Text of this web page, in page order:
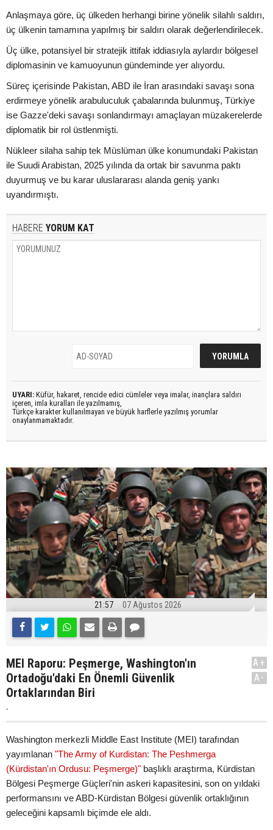
Anlaşmaya göre, üç ülkeden herhangi birine yönelik silahlı saldırı,
üç ülkenin tamamına yapılmış bir saldırı olarak değerlendirilecek.
Üç ülke, potansiyel bir stratejik ittifak iddiasıyla aylardır bölgesel
diplomasinin ve kamuoyunun gündeminde yer alıyordu.
Süreç içerisinde Pakistan, ABD ile İran arasındaki savaşı sona
erdirmeye yönelik arabuluculuk çabalarında bulunmuş, Türkiye
ise Gazze'deki savaşı sonlandırmayı amaçlayan müzakerelerde
diplomatik bir rol üstlenmişti.
Nükleer silaha sahip tek Müslüman ülke konumundaki Pakistan
ile Suudi Arabistan, 2025 yılında da ortak bir savunma paktı
duyurmuş ve bu karar uluslararası alanda geniş yankı
uyandırmıştı.
HABERE YORUM KAT
UYARI: Küfür, hakaret, rencide edici cümleler veya imalar, inançlara saldırı
içeren, imla kuralları ile yazılmamış,
Türkçe karakter kullanılmayan ve büyük harflerle yazılmış yorumlar
onaylanmamaktadır.
21:57 07 Ağustos 2026
MEI Raporu: Peşmerge, Washington'ın
Ortadoğu'daki En Önemli Güvenlik
Ortaklarından Biri
.
A+
A-
Washington merkezli Middle East Institute (MEI) tarafından
yayımlanan "The Army of Kurdistan: The Peshmerga
(Kürdistan'ın Ordusu: Peşmerge)" başlıklı araştırma, Kürdistan
Bölgesi Peşmerge Güçleri'nin askeri kapasitesini, son on yıldaki
performansını ve ABD-Kürdistan Bölgesi güvenlik ortaklığının
geleceğini kapsamlı biçimde ele aldı.